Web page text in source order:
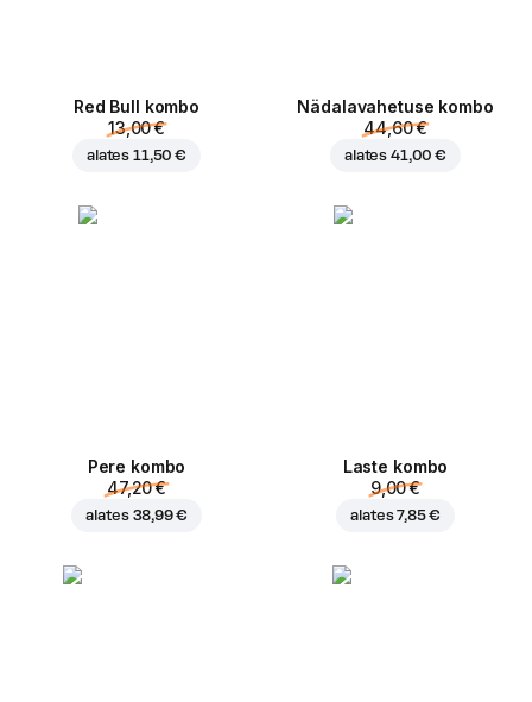
Red Bull kombo
13,00 €
alates 11,50 €
Nädalavahetuse kombo
44,60 €
alates 41,00 €
Pere kombo
47,20 €
alates 38,99 €
Laste kombo
9,00 €
alates7,85 €